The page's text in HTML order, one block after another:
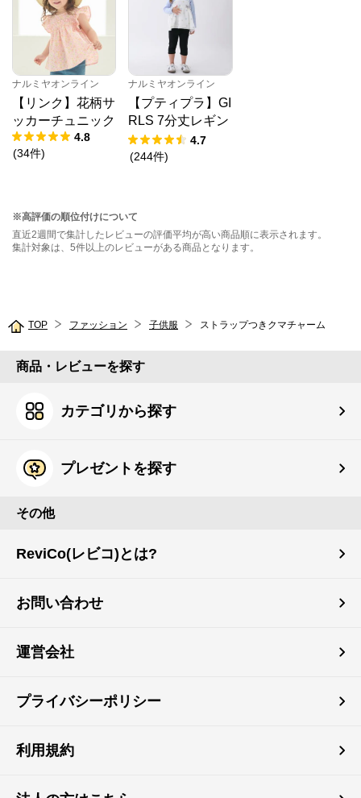
ナルミヤオンライン
【リンク】花柄サ
ッカーチュニック
4.8
(34件)
ナルミヤオンライン
【プティプラ】GI
RLS 7分丈レギン
ス
4.7
(244件)
※高評価の順位付けについて
直近2週間で集計したレビューの評価平均が高い商品順に表示されます。
集計対象は、5件以上のレビューがある商品となります。
TOP ファッション 子供服 ストラップつきクマチャーム
商品・レビューを探す
カテゴリから探す
プレゼントを探す
その他
ReviCo(レビコ)とは?
お問い合わせ
運営会社
プライバシーポリシー
利用規約